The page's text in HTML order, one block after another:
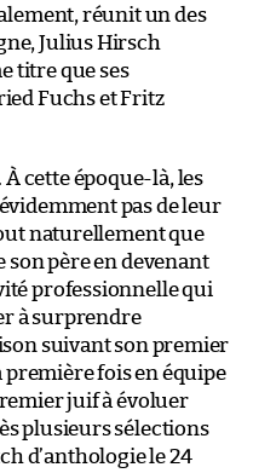
réunit un des
Julius Hirsch
titre que ses
Fuchs et Fritz
cette époque-là, les
pas de leur
naturellement que
son père en devenant
professionnelle qui
à surprendre
suivant son premier
fois en équipe
juif à évoluer
plusieurs sélections
d’anthologie le 24